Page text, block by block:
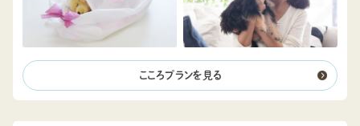
こころプランを見る